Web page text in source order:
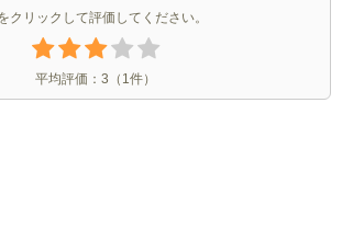
クリックして評価してください。
平均評価： 3 （ 1件）